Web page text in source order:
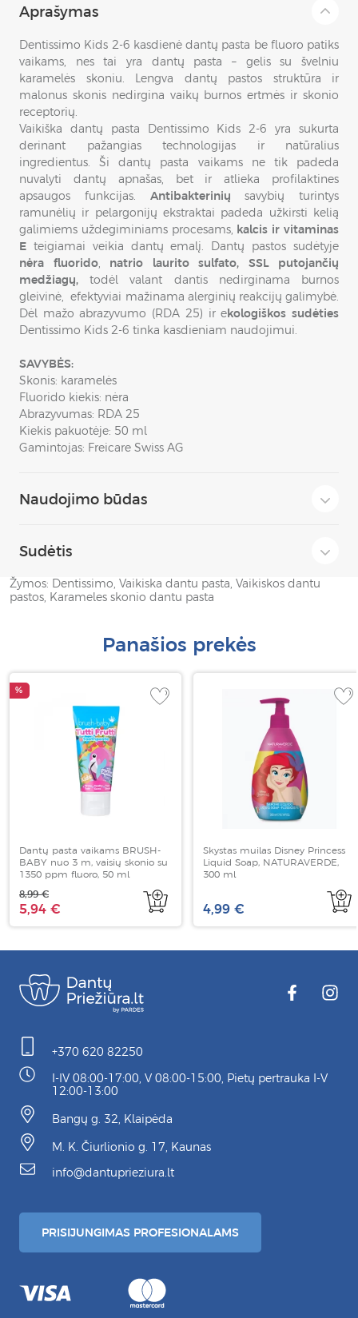
Aprašymas
Dentissimo Kids 2-6 kasdienė dantų pasta be fluoro patiks
vaikams, nes tai yra dantų pasta – gelis su švelniu
karamelės skoniu. Lengva dantų pastos struktūra ir
malonus skonis nedirgina vaikų burnos ertmės ir skonio
receptorių.
Vaikiška dantų pasta Dentissimo Kids 2-6 yra sukurta
derinant pažangias technologijas ir natūralius
ingredientus. Ši dantų pasta vaikams ne tik padeda
nuvalyti dantų apnašas, bet ir atlieka profilaktines
apsaugos funkcijas. Antibakterinių savybių turintys
ramunėlių ir pelargonijų ekstraktai padeda užkirsti kelią
galimiems uždegiminiams procesams,
kalcis ir vitaminas
E teigiamai veikia dantų emalį. Dantų pastos sudėtyje
nėra fluorido, natrio laurito sulfato, SSL putojančių
medžiagų, todėl valant dantis nedirginama burnos
gleivinė, efektyviai mažinama alerginių reakcijų galimybė.
Dėl mažo abrazyvumo (RDA 25) ir ekologiškos sudėties
Dentissimo Kids 2-6 tinka kasdieniam naudojimui.
SAVYBĖS:
Skonis: karamelės
Fluorido kiekis: nėra
Abrazyvumas: RDA 25
Kiekis pakuotėje: 50 ml
Gamintojas: Freicare Swiss AG
Naudojimo būdas
Sudėtis
Žymos: Dentissimo Vaikiska dantu pasta Vaikiskos dantu
pastos Karameles skonio dantu pasta
Panašios prekės
%
Dantų pasta vaikams BRUSH-
BABY nuo 3 m, vaisių skonio su
1350 ppm fluoro, 50 ml
5,94 €
8,99 €
Skystas muilas Disney Princess
Liquid Soap, NATURAVERDE,
300 ml
4,99 €
+370 620 82250
I-IV 08:00-17:00, V 08:00-15:00, Pietų pertrauka I-V
12:00-13:00
Bangų g. 32, Klaipėda
M. K. Čiurlionio g. 17, Kaunas
info@dantuprieziura.lt
PRISIJUNGIMAS PROFESIONALAMS